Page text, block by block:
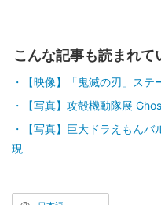
こんな記事も読まれて
【映像】「鬼滅の刃」ステ
【写真】攻殻機動隊展
【写真】巨大ドラえもん
現